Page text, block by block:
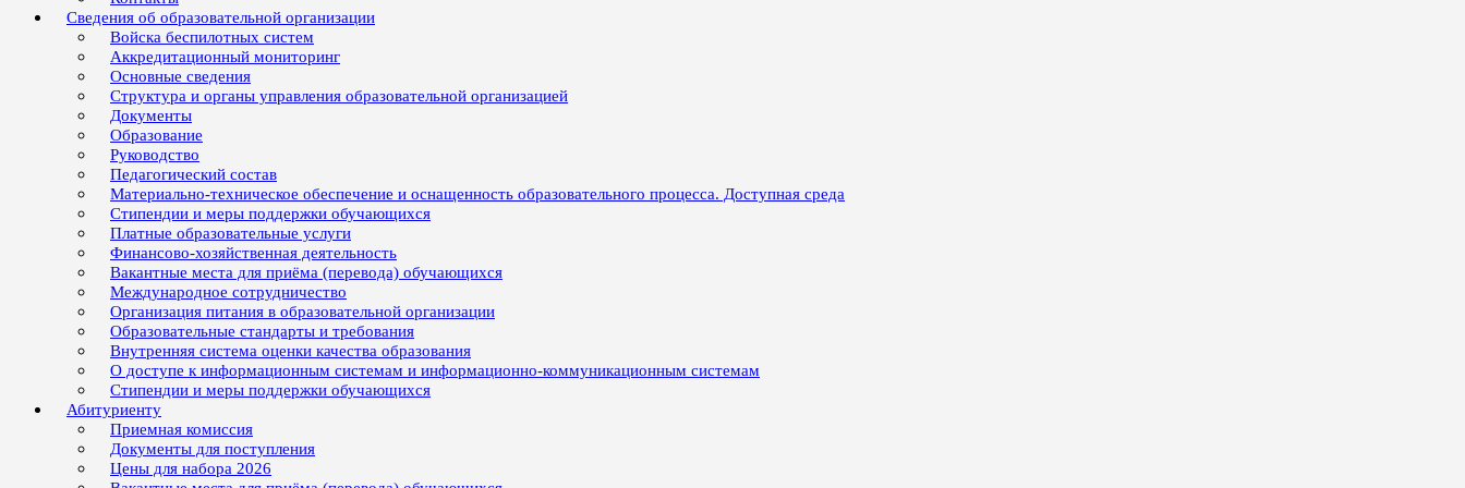
Сведения об образовательной организации
Войска беспилотных систем
Аккредитационный мониторинг
Основные сведения
Структура и органы управления образовательной организацией
Документы
Образование
Руководство
Педагогический состав
Материально-техническое обеспечение и оснащенность образовательного процесса. Доступная среда
Стипендии и меры поддержки обучающихся
Платные образовательные услуги
Финансово-хозяйственная деятельность
Вакантные места для приёма (перевода) обучающихся
Международное сотрудничество
Организация питания в образовательной организации
Образовательные стандарты и требования
Внутренняя система оценки качества образования
О доступе к информационным системам и информационно-коммуникационным системам
Стипендии и меры поддержки обучающихся
Абитуриенту
Приемная комиссия
Документы для поступления
Цены для набора 2026